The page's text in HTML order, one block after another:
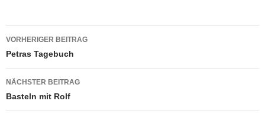
Beitragsnavigation
VORHERIGER BEITRAG
Petras Tagebuch
NÄCHSTER BEITRAG
Basteln mit Rolf